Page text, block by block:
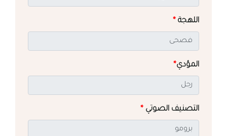
اللهجة *
المؤدي*
التصنيف الصوتي *